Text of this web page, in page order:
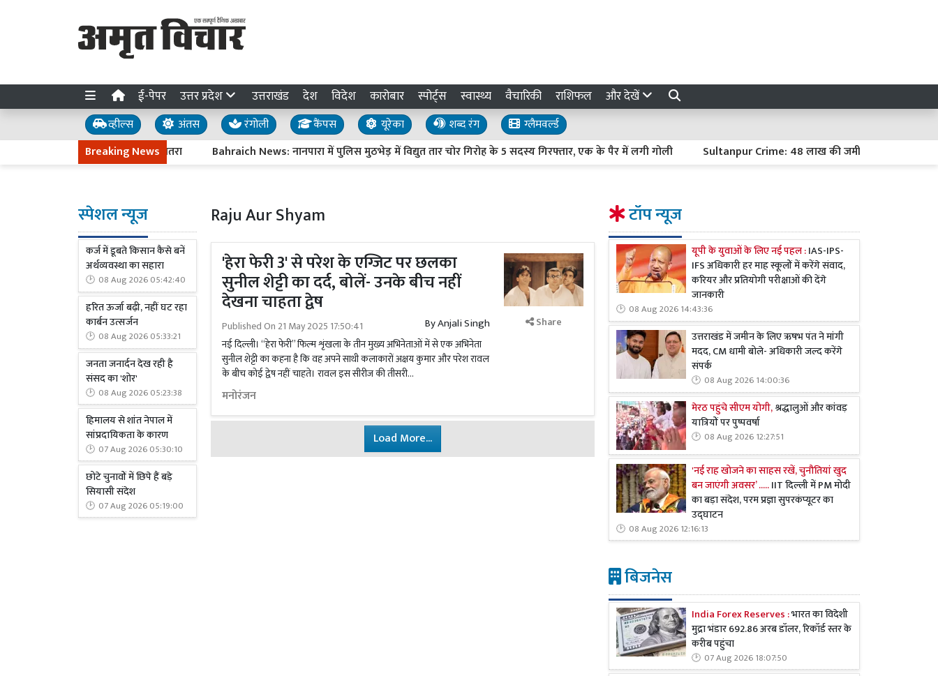
ई-पेपर उत्तर प्रदेश उत्तराखंड देश विदेश कारोबार स्पोर्ट्स स्वास्थ्य वैचारिकी राशिफल और देखें
व्हील्स अंतस रंगोली कैंपस यूरेका शब्द रंग
ग्लैमवर्ल्ड
Breaking News
बाधित; 33 गांवों पर बाढ़ का खतरा Bahraich News: नानपारा में पुलिस मुठभेड़ में विद्युत तार चोर गिरोह के 5 सदस्य गिरफ्तार, एक के पैर में लगी गोली Sultanpur Crime: 48 लाख की जमीन बनी हत्या की वजह,
स्पेशल न्यूज
कर्ज में डूबते किसान कैसे बनें
अर्थव्यवस्था का सहारा
08 Aug 2026 05:42:40
हरित ऊर्जा बढ़ी, नहीं घट रहा
कार्बन उत्सर्जन
08 Aug 2026 05:33:21
जनता जनार्दन देख रही है
संसद का 'शोर'
08 Aug 2026 05:23:38
हिमालय से शांत नेपाल में
सांप्रदायिकता के कारण
07 Aug 2026 05:30:10
छोटे चुनावों में छिपे हैं बड़े
सियासी संदेश
07 Aug 2026 05:19:00
Raju Aur Shyam
'हेरा फेरी 3' से परेश के एग्जिट पर छलका
सुनील शेट्टी का दर्द, बोलें- उनके बीच नहीं
देखना चाहता द्वेष
Published On 21 May 2025 17:50:41 ByAnjali Singh
नई दिल्ली। “हेरा फेरी” फिल्म शृंखला के तीन मुख्य अभिनेताओं में से एक अभिनेता
सुनील शेट्टी का कहना है कि वह अपने साथी कलाकारों अक्षय कुमार और परेश रावल
के बीच कोई द्वेष नहीं चाहते। रावल इस सीरीज की तीसरी...
मनोरंजन
Share
Load More...
टॉप न्यूज
यूपी के युवाओं के लिए नई पहल :IAS-IPS-
IFS अधिकारी हर माह स्कूलों में करेंगे संवाद,
करियर और प्रतियोगी परीक्षाओं की देंगे
जानकारी
08 Aug 2026 14:43:36
उत्तराखंड में जमीन के लिए ऋषभ पंत ने मांगी
मदद, CM धामी बोले- अधिकारी जल्द करेंगे
संपर्क
08 Aug 2026 14:00:36
मेरठ पहुंचे सीएम योगी,श्रद्धालुओं और कांवड़
यात्रियों पर पुष्पवर्षा
08 Aug 2026 12:27:51
'नई राह खोजने का साहस रखें, चुनौतियां खुद
बन जाएंगी अवसर’ .....IIT दिल्ली में PM मोदी
का बड़ा संदेश, परम प्रज्ञा सुपरकंप्यूटर का
उद्घाटन
08 Aug 2026 12:16:13
बिजनेस
India Forex Reserves :भारत का विदेशी
मुद्रा भंडार 692.86 अरब डॉलर, रिकॉर्ड स्तर के
करीब पहुंचा
07 Aug 2026 18:07:50